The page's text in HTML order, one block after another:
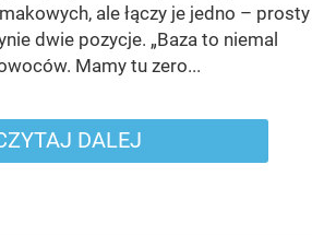
ale łączy je jedno – prosty
dwie pozycje. „Baza to niemal
Mamy tu zero...
DALEJ